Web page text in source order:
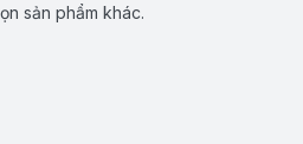
sản phẩm khác.